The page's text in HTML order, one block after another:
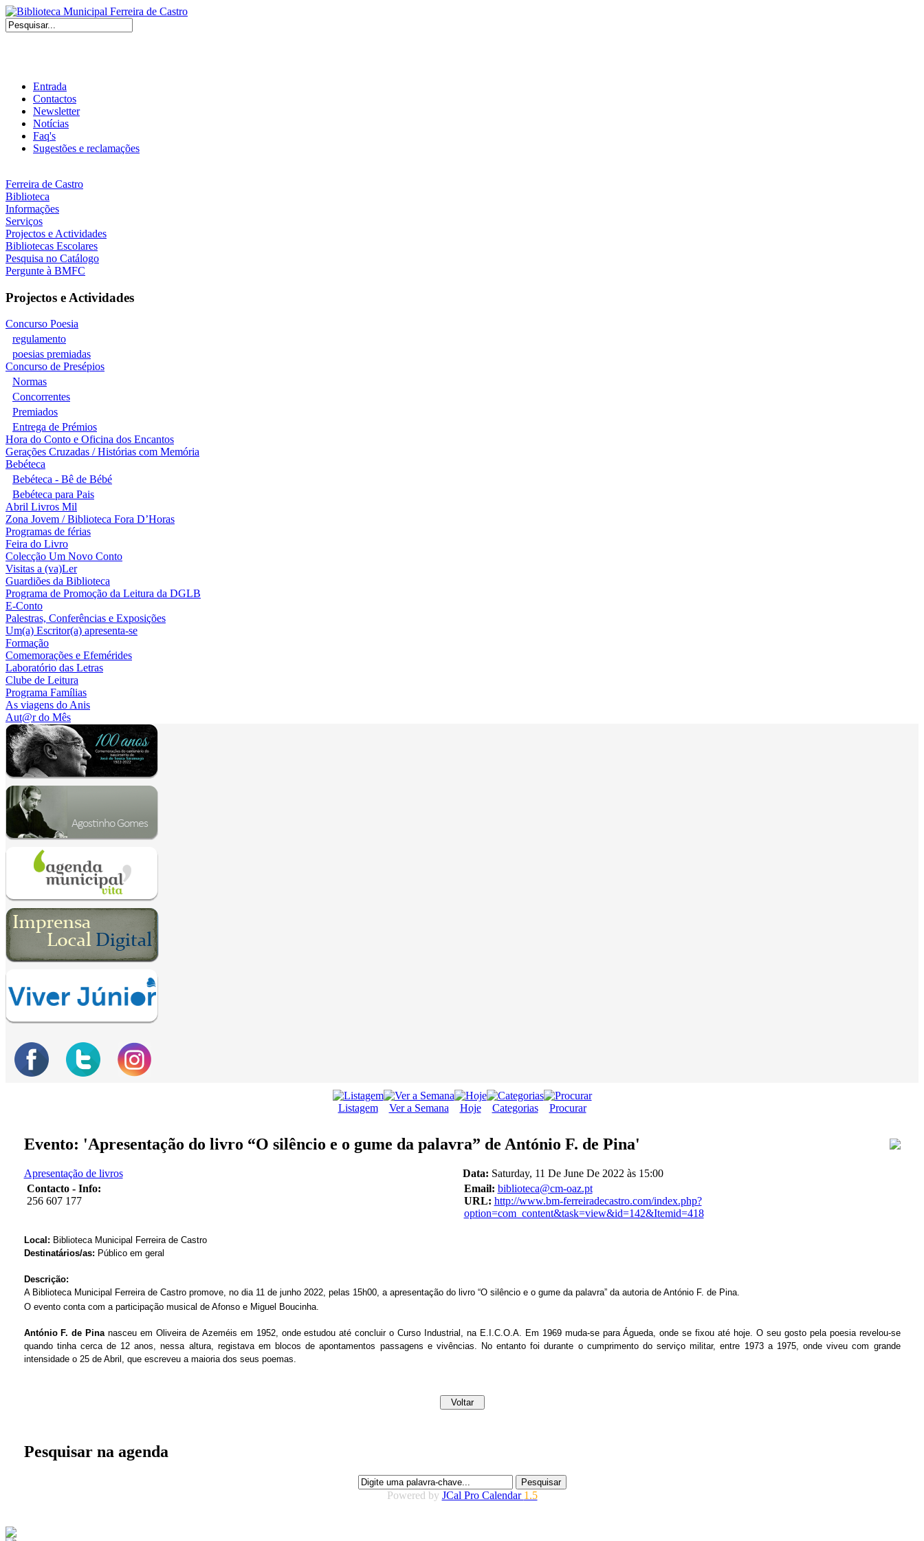
Entrada
Contactos
Newsletter
Notícias
Faq's
Sugestões e reclamações
Ferreira de Castro
Biblioteca
Informações
Serviços
Projectos e Actividades
Bibliotecas Escolares
Pesquisa no Catálogo
Pergunte à BMFC
Projectos e Actividades
Concurso Poesia
regulamento
poesias premiadas
Concurso de Presépios
Normas
Concorrentes
Premiados
Entrega de Prémios
Hora do Conto e Oficina dos Encantos
Gerações Cruzadas / Histórias com Memória
Bebéteca
Bebéteca - Bê de Bébé
Bebéteca para Pais
Abril Livros Mil
Zona Jovem / Biblioteca Fora D’Horas
Programas de férias
Feira do Livro
Colecção Um Novo Conto
Visitas a (va)Ler
Guardiões da Biblioteca
Programa de Promoção da Leitura da DGLB
E-Conto
Palestras, Conferências e Exposições
Um(a) Escritor(a) apresenta-se
Formação
Comemorações e Efemérides
Laboratório das Letras
Clube de Leitura
Programa Famílias
As viagens do Anis
Aut@r do Mês
Listagem Ver a Semana Hoje Categorias Procurar
Evento: 'Apresentação do livro “O silêncio e o gume da palavra” de António F. de Pina'
Apresentação de livros Data: Saturday, 11 De June De 2022 às 15:00
Contacto - Info:
256 607 177
Email: biblioteca@cm-oaz.pt
URL: http://www.bm-ferreiradecastro.com/index.php?
option=com_content&task=view&id=142&Itemid=418
Local: Biblioteca Municipal Ferreira de Castro
Destinatários/as: Público em geral
Descrição:
A Biblioteca Municipal Ferreira de Castro promove, no dia 11 de junho 2022, pelas 15h00, a apresentação do livro “O silêncio e o gume da palavra” da autoria de António F. de Pina.
O evento conta com a participação musical de Afonso e Miguel Boucinha.
António F. de Pinanasceu em Oliveira de Azeméis em 1952, onde estudou até concluir o Curso Industrial, na E.I.C.O.A. Em 1969 muda-se para Águeda, onde se fixou até hoje. O seu gosto pela poesia revelou-se
quando tinha cerca de 12 anos, nessa altura, registava em blocos de apontamentos passagens e vivências. No entanto foi durante o cumprimento do serviço militar, entre 1973 a 1975, onde viveu com grande
intensidade o 25 de Abril, que escreveu a maioria dos seus poemas.
Pesquisar na agenda
Powered by JCal Pro Calendar 1.5